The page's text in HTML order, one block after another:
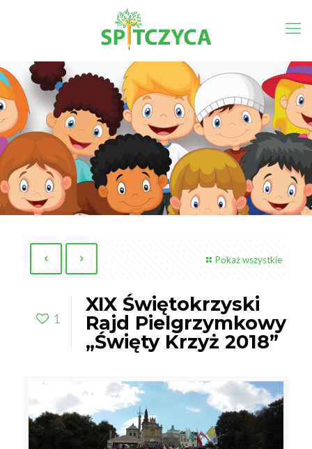
Pokaż wszystkie
1
XIX Świętokrzyski
Rajd Pielgrzymkowy
„Święty Krzyż 2018”